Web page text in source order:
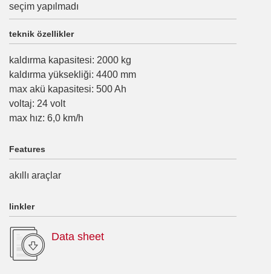
seçim yapılmadı
teknik özellikler
kaldırma kapasitesi: 2000 kg
kaldırma yüksekliği: 4400 mm
max akü kapasitesi: 500Ah
voltaj: 24 volt
max hız: 6,0 km/h
Features
akıllı araçlar
linkler
Data sheet